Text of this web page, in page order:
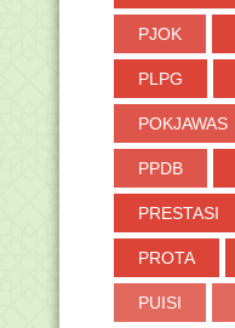
PJOK
PLPG
POKJAWAS
PPDB
PRESTASI
PROTA
PUISI